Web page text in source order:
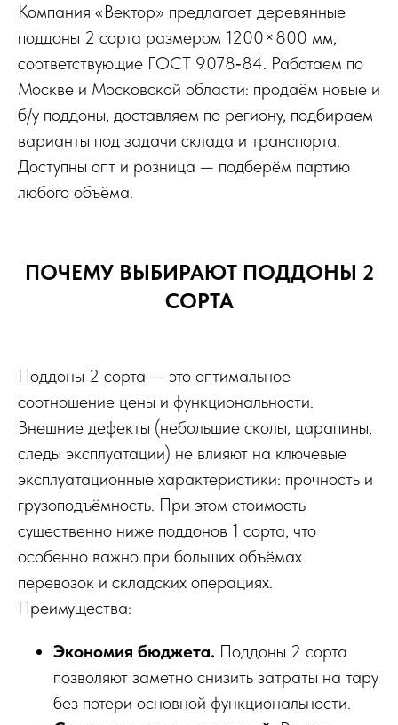
Компания «Вектор» предлагает деревянные
поддоны 2 сорта размером 1200×800 мм,
соответствующие ГОСТ 9078‑84. Работаем по
Москве и Московской области: продаём новые и
б/у поддоны, доставляем по региону, подбираем
варианты под задачи склада и транспорта.
Доступны опт и розница — подберём партию
любого объёма.
ПОЧЕМУ ВЫБИРАЮТ ПОДДОНЫ 2
СОРТА
Поддоны 2 сорта — это оптимальное
соотношение цены и функциональности.
Внешние дефекты (небольшие сколы, царапины,
следы эксплуатации) не влияют на ключевые
эксплуатационные характеристики: прочность и
грузоподъёмность. При этом стоимость
существенно ниже поддонов 1 сорта, что
особенно важно при больших объёмах
перевозок и складских операциях.
Преимущества:
Экономия бюджета. Поддоны 2 сорта
позволяют заметно снизить затраты на тару
без потери основной функциональности.